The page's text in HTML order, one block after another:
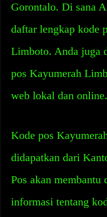
Gorontalo. Di sana
daftar lengkap kode
Limboto. Anda juga
pos Kayumerah
web lokal dan online.
Kode pos
didapatkan dari
Pos akan membantu
informasi tentang